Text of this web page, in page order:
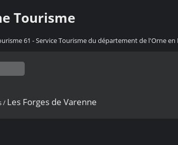
Tourisme
61 - Service Tourisme du département de l'Orne
/ Les Forges de Varenne